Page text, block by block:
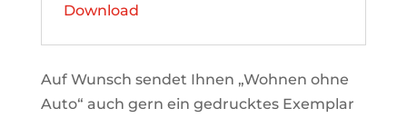
Download
Auf Wunsch sendet Ihnen „Wohnen ohne
Auto“ auch gern ein gedrucktes Exemplar